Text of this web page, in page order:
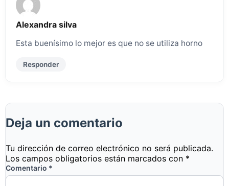
Alexandra silva
Esta buenísimo lo mejor es que no se utiliza horno
Responder
Deja un comentario
Tu dirección de correo electrónico no será publicada.
Los campos obligatorios están marcados con *
Comentario *